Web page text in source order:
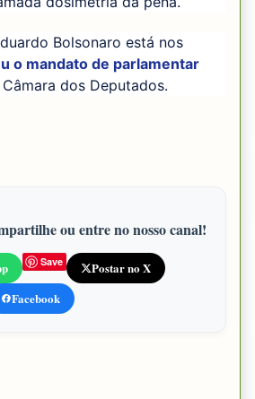
Bolsonaro está nos
o mandato de parlamentar
dos Deputados.
ou entre no nosso canal!
Save
Postar no X
Facebook